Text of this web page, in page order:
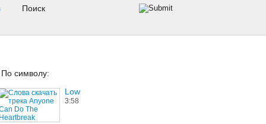
По символу:
Low
3:58